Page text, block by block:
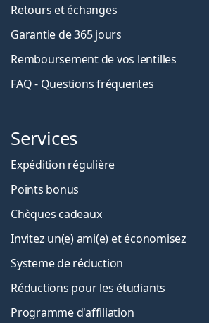
Retours et échanges
Garantie de 365 jours
Remboursement de vos lentilles
FAQ - Questions fréquentes
Services
Expédition régulière
Points bonus
Chèques cadeaux
Invitez un(e) ami(e) et économisez
Systeme de réduction
Réductions pour les étudiants
Programme d'affiliation